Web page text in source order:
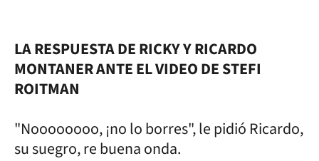
LA RESPUESTA DE RICKY Y RICARDO
MONTANER ANTE EL VIDEO DE STEFI
ROITMAN
"Noooooooo, ¡no lo borres", le pidió Ricardo,
su suegro, re buena onda.